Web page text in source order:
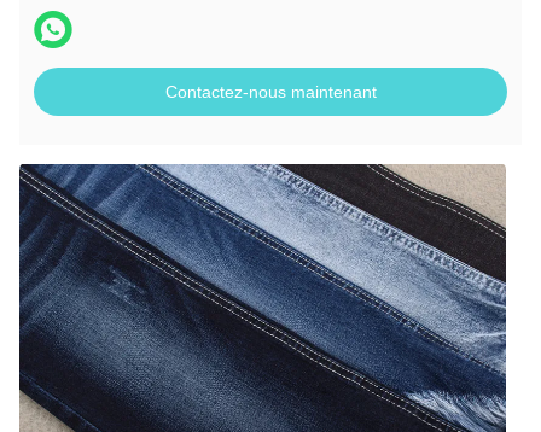
Contactez-nous maintenant